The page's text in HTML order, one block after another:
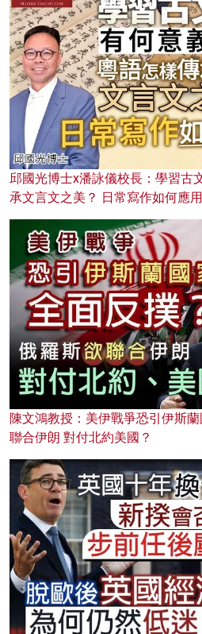
邱國光博士x潘詠儀校長：學習古
承文言文之美？ 日常寫作如何應
陳文鴻教授：美伊戰爭恐引伊斯
聯合伊朗 對付北約美國？